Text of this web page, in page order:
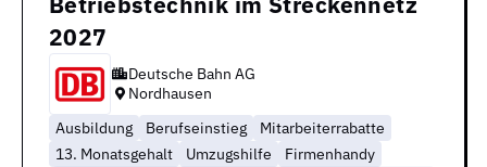
2027
Deutsche Bahn AG
Nordhausen
Ausbildung
Berufseinstieg
Mitarbeiterrabatte
13. Monatsgehalt
Umzugshilfe Firmenhandy